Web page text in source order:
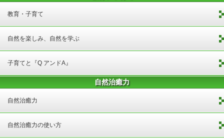
教育・子育て
自然を楽しみ、自然を学ぶ
子育てと『Q アンドA』
自然治癒力
自然治癒力
自然治癒力の使い方